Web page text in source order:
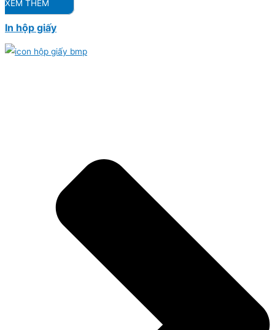
XEM THÊM
In hộp giấy